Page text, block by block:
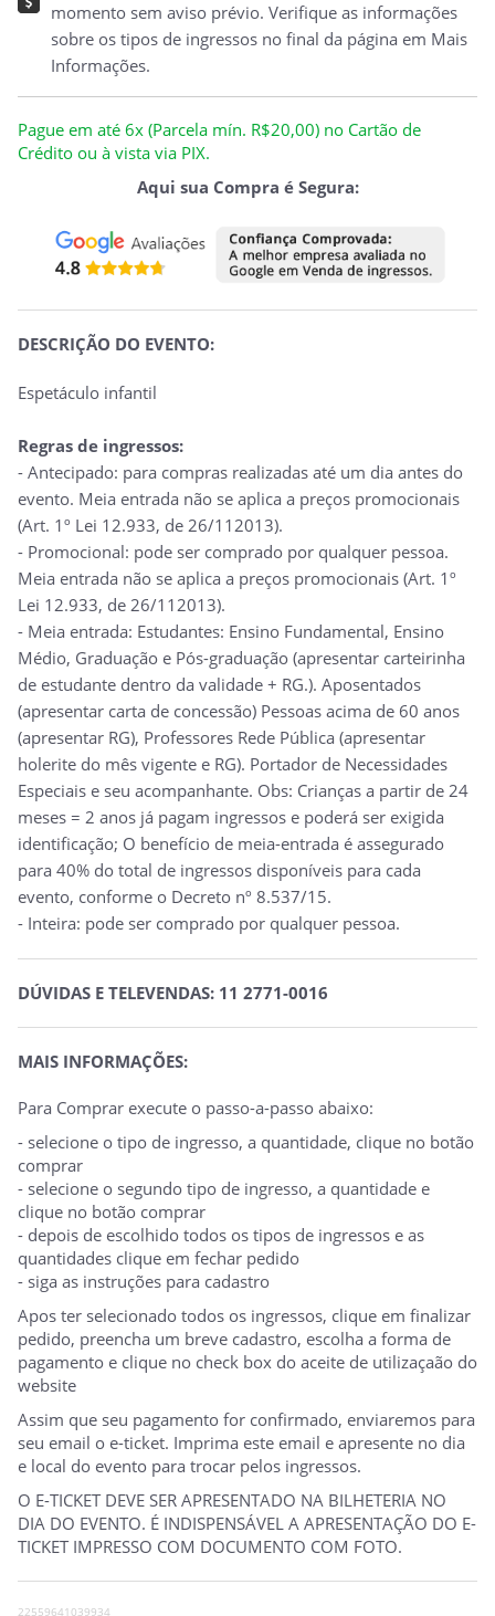
momento sem aviso prévio. Verifique as informações
sobre os tipos de ingressos no final da página em Mais
Informações.
Pague em até 6x (Parcela mín. R$20,00) no Cartão de
Crédito ou à vista via PIX.
Aqui sua Compra é Segura:
DESCRIÇÃO DO EVENTO:
Espetáculo infantil
Regras de ingressos:
- Antecipado: para compras realizadas até um dia antes do
evento. Meia entrada não se aplica a preços promocionais
(Art. 1º Lei 12.933, de 26/112013).
- Promocional: pode ser comprado por qualquer pessoa.
Meia entrada não se aplica a preços promocionais (Art. 1º
Lei 12.933, de 26/112013).
- Meia entrada: Estudantes: Ensino Fundamental, Ensino
Médio, Graduação e Pós-graduação (apresentar carteirinha
de estudante dentro da validade + RG.). Aposentados
(apresentar carta de concessão) Pessoas acima de 60 anos
(apresentar RG), Professores Rede Pública (apresentar
holerite do mês vigente e RG). Portador de Necessidades
Especiais e seu acompanhante. Obs: Crianças a partir de 24
meses = 2 anos já pagam ingressos e poderá ser exigida
identificação; O benefício de meia-entrada é assegurado
para 40% do total de ingressos disponíveis para cada
evento, conforme o Decreto nº 8.537/15.
- Inteira: pode ser comprado por qualquer pessoa.
DÚVIDAS E TELEVENDAS: 11 2771-0016
MAIS INFORMAÇÕES:
Para Comprar execute o passo-a-passo abaixo:
- selecione o tipo de ingresso, a quantidade, clique no botão
comprar
- selecione o segundo tipo de ingresso, a quantidade e
clique no botão comprar
- depois de escolhido todos os tipos de ingressos e as
quantidades clique em fechar pedido
- siga as instruções para cadastro
Apos ter selecionado todos os ingressos, clique em finalizar
pedido, preencha um breve cadastro, escolha a forma de
pagamento e clique no check box do aceite de utilizaçaão do
website
Assim que seu pagamento for confirmado, enviaremos para
seu email o e-ticket. Imprima este email e apresente no dia
e local do evento para trocar pelos ingressos.
O E-TICKET DEVE SER APRESENTADO NA BILHETERIA NO
DIA DO EVENTO. É INDISPENSÁVEL A APRESENTAÇÃO DO E-
TICKET IMPRESSO COM DOCUMENTO COM FOTO.
22559641039934